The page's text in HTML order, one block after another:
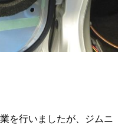
を行いましたが、ジムニ